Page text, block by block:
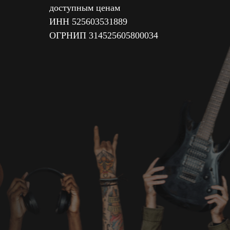
доступным ценам
ИНН 525603531889
ОГРНИП 314525605800034